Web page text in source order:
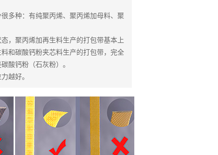
多种：有纯聚丙烯、聚丙烯加母料、聚
，聚丙烯加再生料生产的打包带基本上
和碳酸钙粉夹芯料生产的打包带，完全
酸钙粉（石灰粉）。
越好。